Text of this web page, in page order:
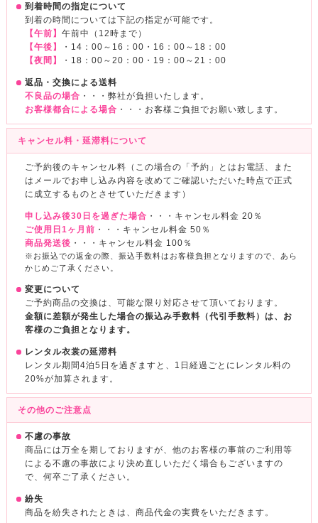
到着時間の指定について
到着の時間については下記の指定が可能です。
【午前】 午前中（12時まで）
【午後】
・14：00～16：00・16：00～18：00
【夜間】
・18：00～20：00・19：00～21：00
返品・交換による送料
不良品の場合 ・・・弊社が負担いたします。
お客様都合による場合 ・・・お客様ご負担でお願い致します。
キャンセル料・延滞料について
ご予約後のキャンセル料（この場合の「予約」とはお電話、また
はメールでお申し込み内容を改めてご確認いただいた時点で正式
に成立するものとさせていただきます）
申し込み後30日を過ぎた場合 ・・・キャンセル料金 20％
ご使用日1ヶ月前 ・・・キャンセル料金 50％
商品発送後 ・・・キャンセル料金 100％
※お振込での返金の際、振込手数料はお客様負担となりますので、あら
かじめご了承ください。
変更について
ご予約商品の交換は、可能な限り対応させて頂いております。
金額に差額が発生した場合の振込み手数料（代引手数料）は、お
客様のご負担となります。
レンタル衣裳の延滞料
レンタル期間4泊5日を過ぎますと、1日経過ごとにレンタル料の
20%が加算されます。
その他のご注意点
不慮の事故
商品には万全を期しておりますが、他のお客様の事前のご利用等
による不慮の事故により決め直しいただく場合もございますの
で、何卒ご了承ください。
紛失
商品を紛失されたときは、商品代金の実費をいただきます。